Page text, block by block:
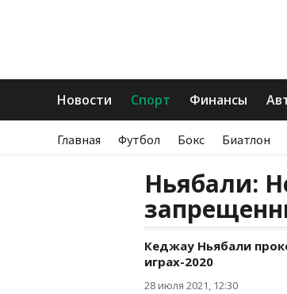
Новости Спорт Финансы
Главная Футбол Бокс Биатлон
Ньябали:
Кеджау Ньябали
играх-2020
28 июля 2021, 12:30